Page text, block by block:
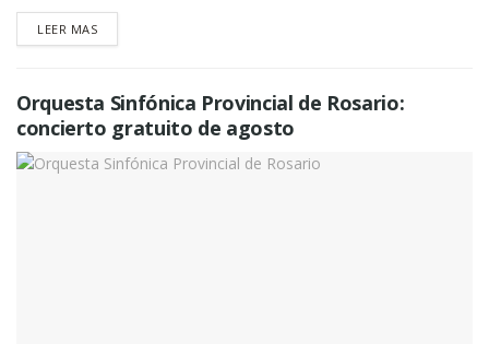
LEER MASDETAILS
Orquesta Sinfónica Provincial de Rosario:
concierto gratuito de agosto